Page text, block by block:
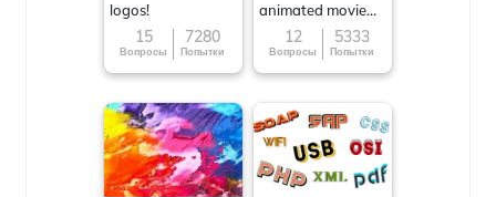
logos!
15
Вопросы
7280
Попытки
animated movie
character
12
Вопросы
5333
Попытки